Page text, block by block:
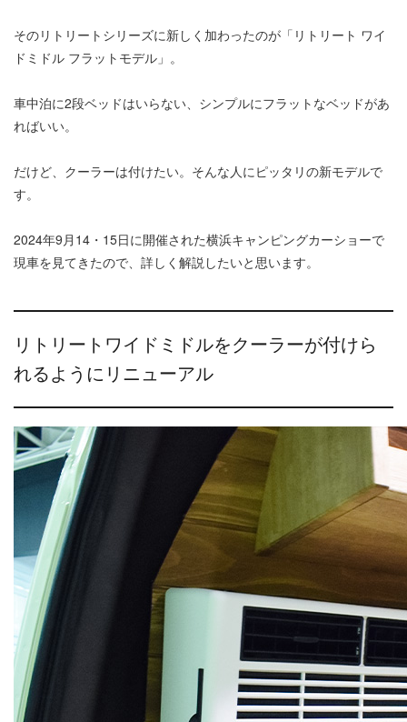
そのリトリートシリーズに新しく加わったのが「リトリート ワイ
ドミドル フラットモデル」。
車中泊に2段ベッドはいらない、シンプルにフラットなベッドがあ
ればいい。
だけど、クーラーは付けたい。そんな人にピッタリの新モデルで
す。
2024年9月14・15日に開催された横浜キャンピングカーショーで
現車を見てきたので、詳しく解説したいと思います。
リトリートワイドミドルをクーラーが付けら
れるようにリニューアル